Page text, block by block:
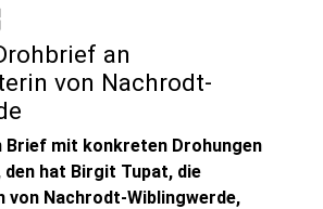
an
von Nachrodt-
Brief mit konkreten Drohungen
den hat Birgit Tupat, die
von Nachrodt-Wiblingwerde,